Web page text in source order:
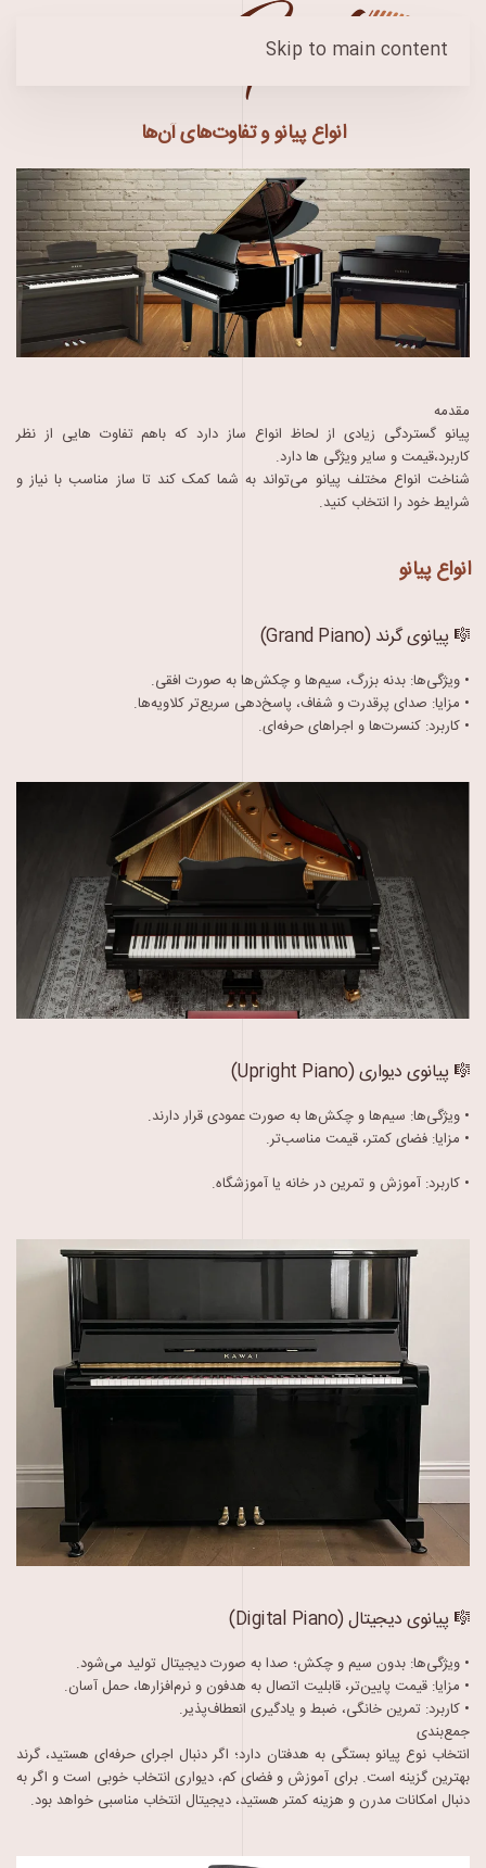
Skip to main content
انواع پیانو و تفاوت‌های آن‌ها
مقدمه
پیانو گستردگی زیادی از لحاظ انواع ساز دارد که باهم تفاوت هایی از نظر
کاربرد،قیمت و سایر ویژگی ها دارد.
شناخت انواع مختلف پیانو می‌تواند به شما کمک کند تا ساز مناسب با نیاز و
شرایط خود را انتخاب کنید.
انواع پیانو
🎼 پیانوی گرند (Grand Piano)
• ویژگی‌ها: بدنه بزرگ، سیم‌ها و چکش‌ها به صورت افقی.
• مزایا: صدای پرقدرت و شفاف، پاسخ‌دهی سریع‌تر کلاویه‌ها.
• کاربرد: کنسرت‌ها و اجراهای حرفه‌ای.
🎼 پیانوی دیواری (Upright Piano)
• ویژگی‌ها: سیم‌ها و چکش‌ها به صورت عمودی قرار دارند.
• مزایا: فضای کمتر، قیمت مناسب‌تر.
• کاربرد: آموزش و تمرین در خانه یا آموزشگاه.
🎼 پیانوی دیجیتال (Digital Piano)
• ویژگی‌ها: بدون سیم و چکش؛ صدا به صورت دیجیتال تولید می‌شود.
• مزایا: قیمت پایین‌تر، قابلیت اتصال به هدفون و نرم‌افزارها، حمل آسان.
• کاربرد: تمرین خانگی، ضبط و یادگیری انعطاف‌پذیر.
جمع‌بندی
انتخاب نوع پیانو بستگی به هدفتان دارد؛ اگر دنبال اجرای حرفه‌ای هستید، گرند
بهترین گزینه است. برای آموزش و فضای کم، دیواری انتخاب خوبی است و اگر به
دنبال امکانات مدرن و هزینه کمتر هستید، دیجیتال انتخاب مناسبی خواهد بود.